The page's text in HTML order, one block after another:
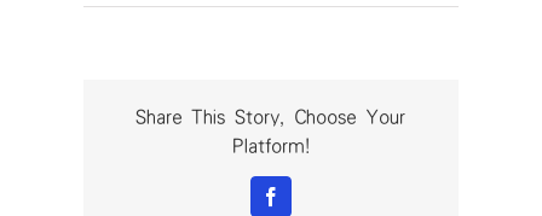
〈2017
Share This Story, Choose Your
Platform!
Facebook